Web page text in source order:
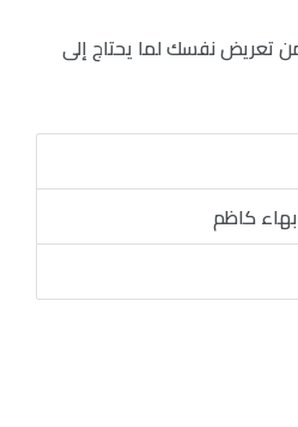
نفسك لما يحتاج إلى
بهاء كاظم